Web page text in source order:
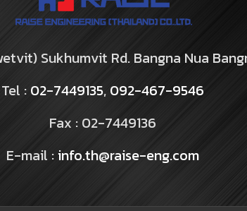
Sukhumvit Rd. Bangna Nua
Tel : 02-7449135, 092-467-9546
Fax : 02-7449136
E-mail :info.th@raise-eng.com